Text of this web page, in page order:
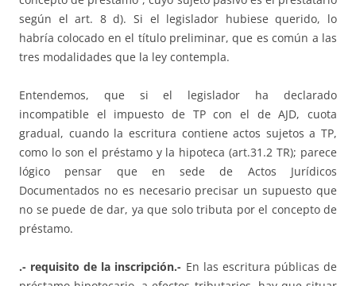
según el art. 8 d). Si el legislador hubiese querido, lo
habría colocado en el título preliminar, que es común a las
tres modalidades que la ley contempla.
Entendemos, que si el legislador ha declarado
incompatible el impuesto de TP con el de AJD, cuota
gradual, cuando la escritura contiene actos sujetos a TP,
como lo son el préstamo y la hipoteca (art.31.2 TR); parece
lógico pensar que en sede de Actos Jurídicos
Documentados no es necesario precisar un supuesto que
no se puede de dar, ya que solo tributa por el concepto de
préstamo.
.- requisito de la inscripción.- En las escritura públicas de